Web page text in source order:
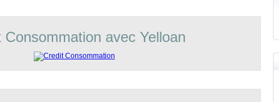
Consommation avec Yelloan